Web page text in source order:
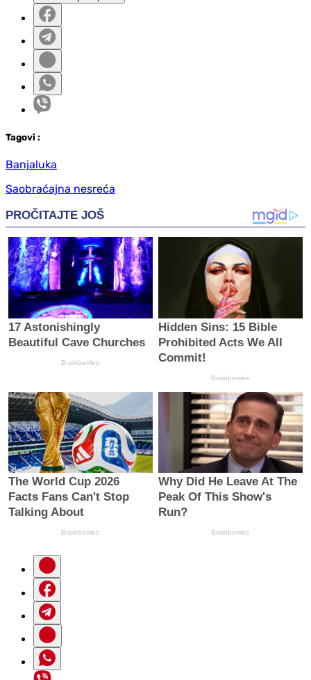
Tagovi :
Banjaluka
Saobraćajna nesreća